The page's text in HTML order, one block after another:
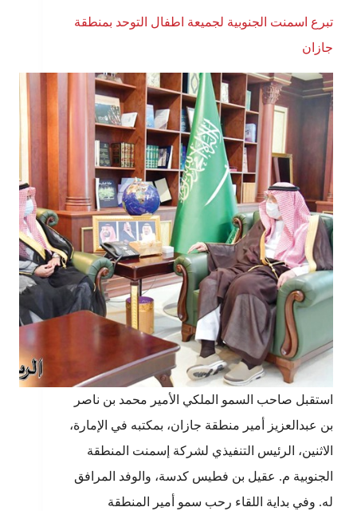
تبرع اسمنت الجنوبية لجميعة اطفال التوحد بمنطقة
جازان
استقبل صاحب السمو الملكي الأمير محمد بن ناصر
بن عبدالعزيز أمير منطقة جازان، بمكتبه في الإمارة،
الاثنين، الرئيس التنفيذي لشركة إسمنت المنطقة
الجنوبية م. عقيل بن فطيس كدسة، والوفد المرافق
له. وفي بداية اللقاء رحب سمو أمير المنطقة